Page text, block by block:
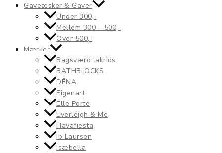
Gaveæsker & Gaver
Under 300,-
Mellem 300 – 500,-
Over 500,-
Mærker
Bagsværd lakrids
BATHBLOCKS
DËNA
Eigenart
Elle Porte
Everleigh & Me
Havafiesta
Ib Laursen
Isæbella